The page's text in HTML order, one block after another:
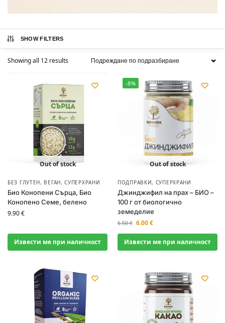
SHOW FILTERS
Showing all 12 results
Out of stock
БЕЗ ГЛУТЕН, ВЕГАН,СУПЕРХРАНИ
Био Конопени Сърца, Био
Конопено Семе, белено
9.90€
Извести ме при наличност
-8%
Out of stock
ПОДПРАВКИ, СУПЕРХРАНИ
Джинджифил на прах – БИО –
100 г от биологично
земеделие
6.50€ 6.00€
Извести ме при наличност